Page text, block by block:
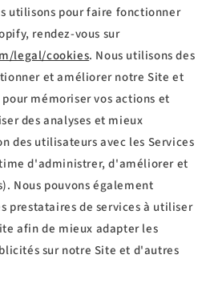
utilisons pour faire fonctionner
rendez-vous sur
legal/cookies. Nous utilisons des
et améliorer notre Site et
mémoriser vos actions et
des analyses et mieux
des utilisateurs avec les Services
d'administrer, d'améliorer et
Nous pouvons également
prestataires de services à utiliser
afin de mieux adapter les
sur notre Site et d'autres